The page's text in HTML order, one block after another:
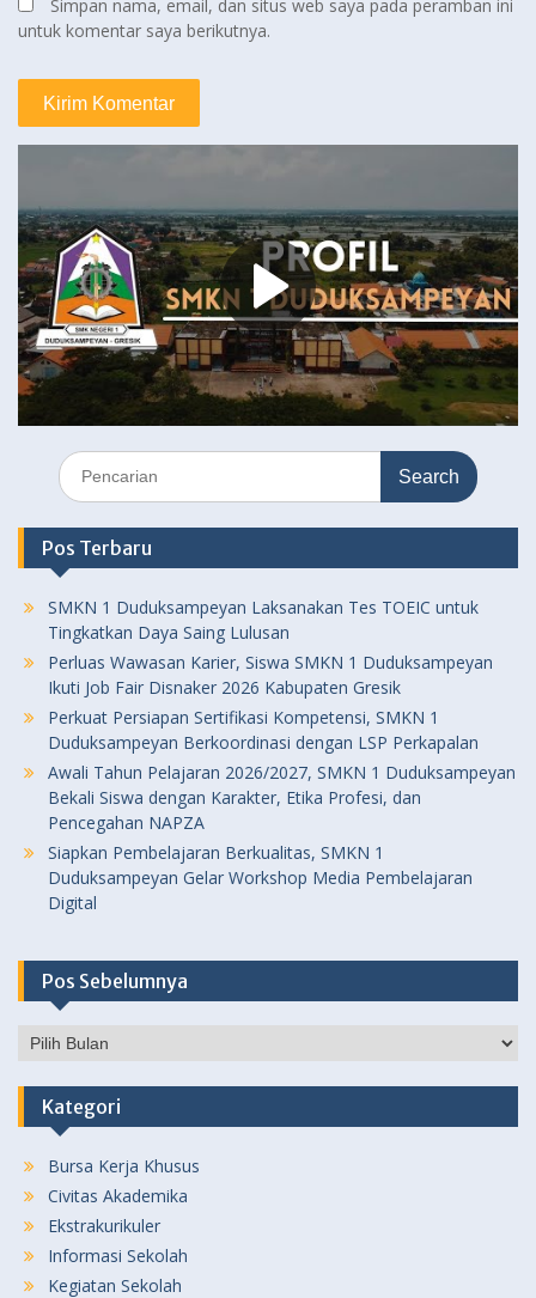
Simpan nama, email, dan situs web saya pada peramban ini
untuk komentar saya berikutnya.
Search
for:
Pos Terbaru
SMKN 1 Duduksampeyan Laksanakan Tes TOEIC untuk
Tingkatkan Daya Saing Lulusan
Perluas Wawasan Karier, Siswa SMKN 1 Duduksampeyan
Ikuti Job Fair Disnaker 2026 Kabupaten Gresik
Perkuat Persiapan Sertifikasi Kompetensi, SMKN 1
Duduksampeyan Berkoordinasi dengan LSP Perkapalan
Awali Tahun Pelajaran 2026/2027, SMKN 1 Duduksampeyan
Bekali Siswa dengan Karakter, Etika Profesi, dan
Pencegahan NAPZA
Siapkan Pembelajaran Berkualitas, SMKN 1
Duduksampeyan Gelar Workshop Media Pembelajaran
Digital
Pos Sebelumnya
Pos
Kategori
Bursa Kerja Khusus
Civitas Akademika
Ekstrakurikuler
Informasi Sekolah
Kegiatan Sekolah